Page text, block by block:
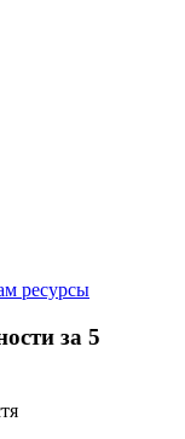
ресурсы
за 5